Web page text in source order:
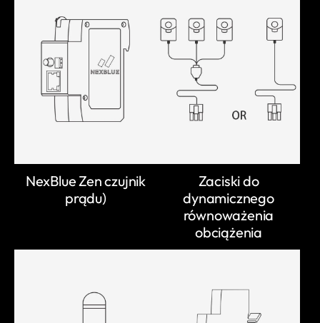
NexBlue Zen czujnik
prądu)
Zaciski do
dynamicznego
równoważenia
obciążenia